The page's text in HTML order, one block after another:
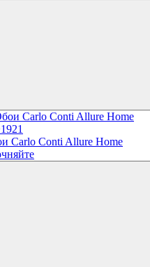
Carlo Conti Allure Home